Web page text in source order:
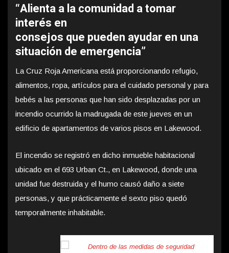
“Alienta a la comunidad a tomar
interés en
consejos que pueden ayudar en una
situación de emergencia”
La Cruz Roja Americana está proporcionando refugio,
alimentos, ropa, artículos para el cuidado personal y para
bebés a las personas que han sido desplazadas por un
incendio ocurrido la madrugada de este jueves en un
edificio de apartamentos de varios pisos en Lakewood.
El incendio se registró en dicho inmueble habitacional
ubicado en el 693 Urban Ct., en Lakewood, donde una
unidad fue destruida y el humo causó daño a siete
personas, y que prácticamente el sexto piso quedó
temporalmente inhabitable.